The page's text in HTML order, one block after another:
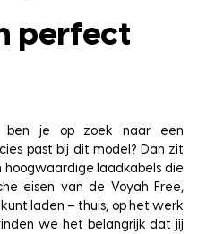
perfect
ben je op zoek naar een
past bij dit model? Dan zit
hoogwaardige laadkabels die
eisen van de Voyah Free,
laden – thuis, op het werk
we het belangrijk dat jij